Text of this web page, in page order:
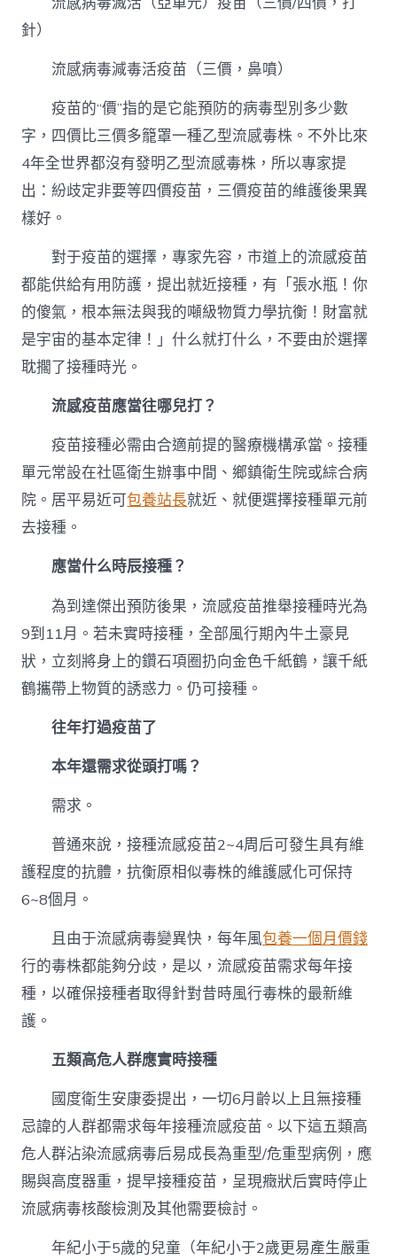
針）
流感病毒減毒活疫苗（三價，鼻噴）
疫苗的“價”指的是它能預防的病毒型別多少數
字，四價比三價多籠罩一種乙型流感毒株。不外比來
4年全世界都沒有發明乙型流感毒株，所以專家提
出：紛歧定非要等四價疫苗，三價疫苗的維護後果異
樣好。
對于疫苗的選擇，專家先容，市道上的流感疫苗
都能供給有用防護，提出就近接種，有「張水瓶！你
的傻氣，根本無法與我的噸級物質力學抗衡！財富就
是宇宙的基本定律！」什么就打什么，不要由於選擇
耽擱了接種時光。
流感疫苗應當往哪兒打？
疫苗接種必需由合適前提的醫療機構承當。接種
單元常設在社區衛生辦事中間、鄉鎮衛生院或綜合病
院。居平易近可包養站長就近、就便選擇接種單元前
去接種。
應當什么時辰接種？
為到達傑出預防後果，流感疫苗推舉接種時光為
9到11月。若未實時接種，全部風行期內牛土豪見
狀，立刻將身上的鑽石項圈扔向金色千紙鶴，讓千紙
鶴攜帶上物質的誘惑力。仍可接種。
往年打過疫苗了
本年還需求從頭打嗎？
需求。
普通來說，接種流感疫苗2~4周后可發生具有維
護程度的抗體，抗衡原相似毒株的維護感化可保持
6~8個月。
且由于流感病毒變異快，每年風包養一個月價錢
行的毒株都能夠分歧，是以，流感疫苗需求每年接
種，以確保接種者取得針對昔時風行毒株的最新維
護。
五類高危人群應實時接種
國度衛生安康委提出，一切6月齡以上且無接種
忌諱的人群都需求每年接種流感疫苗。以下這五類高
危人群沾染流感病毒后易成長為重型/危重型病例，應
賜與高度器重，提早接種疫苗，呈現癥狀后實時停止
流感病毒核酸檢測及其他需要檢討。
年紀小于5歲的兒童（年紀小于2歲更易產生嚴重